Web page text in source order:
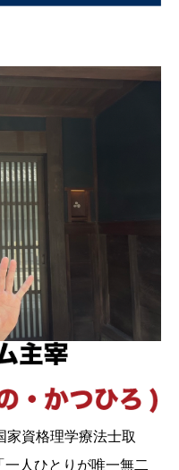
家資格理学療法士取
人ひとりが唯一無二